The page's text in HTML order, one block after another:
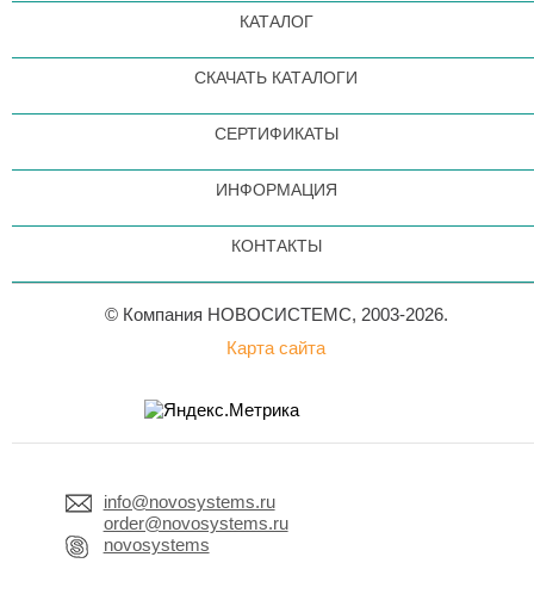
КАТАЛОГ
СКАЧАТЬ КАТАЛОГИ
СЕРТИФИКАТЫ
ИНФОРМАЦИЯ
КОНТАКТЫ
© Компания НОВОСИСТЕМС, 2003-2026.
Карта сайта
info@novosystems.ru
order@novosystems.ru
novosystems